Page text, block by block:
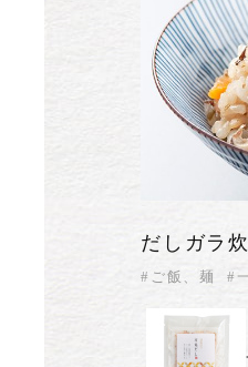
だしガラ
#ご飯、麺 #